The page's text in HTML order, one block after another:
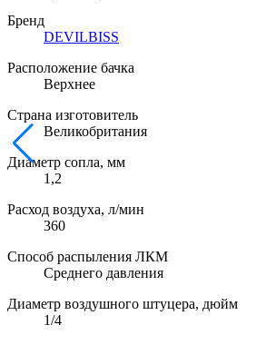
Бренд
DEVILBISS
Расположение бачка
Верхнее
Страна изготовитель
Великобритания
Диаметр сопла, мм
1,2
Расход воздуха, л/мин
360
Способ распыления ЛКМ
Среднего давления
Диаметр воздушного штуцера, дюйм
1/4